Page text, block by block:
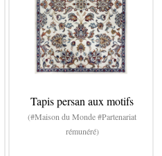
Tapis persan aux motifs
(#Maison du Monde #Partenariat
rémunéré)